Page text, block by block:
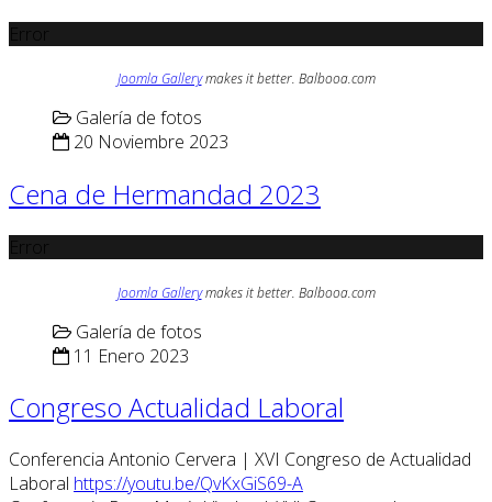
Joomla Gallerymakes it better. Balbooa.com
Galería de fotos
20 Noviembre 2023
Cena de Hermandad 2023
Joomla Gallerymakes it better. Balbooa.com
Galería de fotos
11 Enero 2023
Congreso Actualidad Laboral
Conferencia Antonio Cervera | XVI Congreso de Actualidad
Laboral https://youtu.be/QvKxGiS69-A